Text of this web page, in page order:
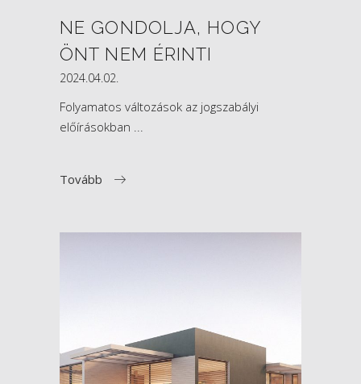
NE GONDOLJA, HOGY
ÖNT NEM ÉRINTI
2024.04.02.
Folyamatos változások az jogszabályi
előírásokban
Tovább